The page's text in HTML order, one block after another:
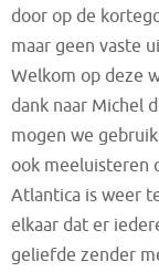
door op de
maar geen vaste
Welkom op deze
dank naar Michel
mogen we
ook meeluisteren
Atlantica is weer
elkaar dat er
geliefde zender